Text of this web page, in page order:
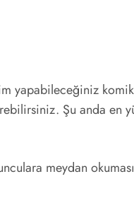
yapabileceğiniz
Şu anda en
meydan